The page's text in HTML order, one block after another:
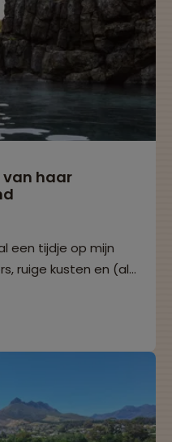
van haar
een tijdje op mijn
kusten en (als
een week vol
en